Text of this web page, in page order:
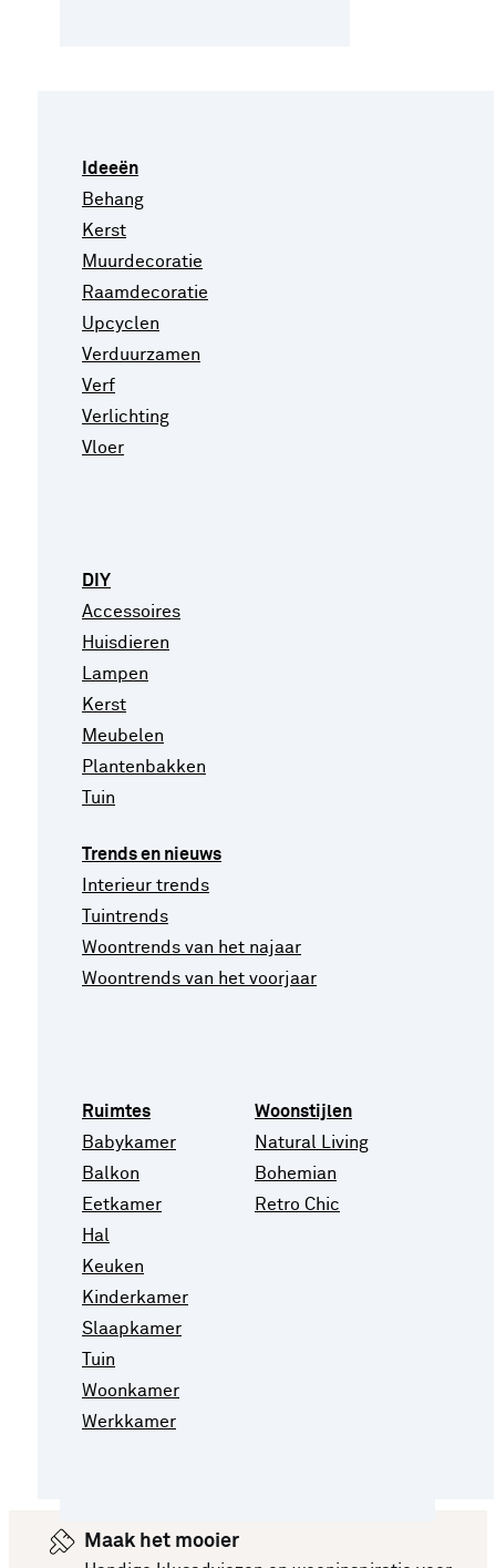
Ideeën
Behang
Kerst
Muurdecoratie
Raamdecoratie
Upcyclen
Verduurzamen
Verf
Verlichting
Vloer
DIY
Accessoires
Huisdieren
Lampen
Kerst
Meubelen
Plantenbakken
Tuin
Trends en nieuws
Interieur trends
Tuintrends
Woontrends van het najaar
Woontrends van het voorjaar
Ruimtes
Babykamer
Balkon
Eetkamer
Hal
Keuken
Kinderkamer
Slaapkamer
Tuin
Woonkamer
Werkkamer
Woonstijlen
Natural Living
Bohemian
Retro Chic
Maak het mooier